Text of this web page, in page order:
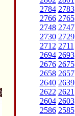
2784 2783
2766 2765
2748 2747
2730 2729
2712 2711
2694 2693
2676 2675
2658 2657
2640 2639
2622 2621
2604 2603
2586 2585